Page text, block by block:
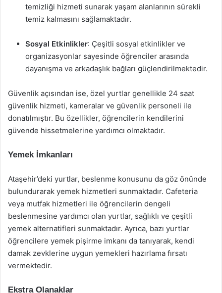
temizliği hizmeti sunarak yaşam alanlarının sürekli
temiz kalmasını sağlamaktadır.
Sosyal Etkinlikler: Çeşitli sosyal etkinlikler ve
organizasyonlar sayesinde öğrenciler arasında
dayanışma ve arkadaşlık bağları güçlendirilmektedir.
Güvenlik açısından ise, özel yurtlar genellikle 24 saat
güvenlik hizmeti, kameralar ve güvenlik personeli ile
donatılmıştır. Bu özellikler, öğrencilerin kendilerini
güvende hissetmelerine yardımcı olmaktadır.
Yemek İmkanları
Ataşehir’deki yurtlar, beslenme konusunu da göz önünde
bulundurarak yemek hizmetleri sunmaktadır. Cafeteria
veya mutfak hizmetleri ile öğrencilerin dengeli
beslenmesine yardımcı olan yurtlar, sağlıklı ve çeşitli
yemek alternatifleri sunmaktadır. Ayrıca, bazı yurtlar
öğrencilere yemek pişirme imkanı da tanıyarak, kendi
damak zevklerine uygun yemekleri hazırlama fırsatı
vermektedir.
Ekstra Olanaklar